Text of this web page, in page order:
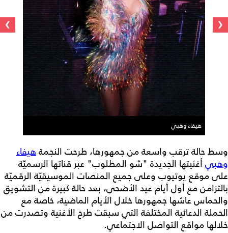
هيفاء وهبي
‹
›
وسط حالة ترقب واسعة من جمهورها، طرحت النجمةهيفاء
وهبي أغنيتها الجديدة "شو المطلوب" عبر قناتها الرسميّة
على موقع يوتيوب وعلى جميع المنصات الموسيقيّة الرقميّة
بالتزامن مع أول أيام عيد الأضحى، بعد حالة كبيرة من التشويق
والحماس عاشها جمهورها خلال الأيام الماضية، خاصة مع
الحملة الدعائية المختلفة التي سبقت طرح الأغنية وتصدرت من
خلالها مواقع التواصل الاجتماعي.